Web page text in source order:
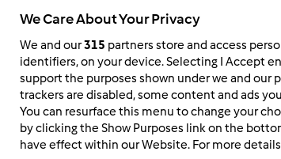
ndz., 07/12/2015 - 16:46
Cześć dziewczyny (głównie). Dopiero
od przejrzenia forum (już wiem jak czyścić
Próbuję utworzyć na swoim koncie różne
We Care About Your Privacy
We and our315 partners store and access
identifiers, on your device. Selecting I Accept
support the purposes shown under we and our
trackers are disabled, some content and ads
You can resurface this menu to change your
by clicking the Show Purposes link on the
have effect within our Website. For more